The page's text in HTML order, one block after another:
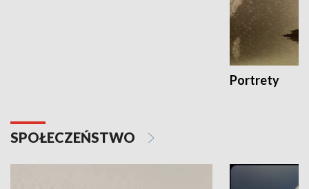
Portrety
SPOŁECZEŃSTWO